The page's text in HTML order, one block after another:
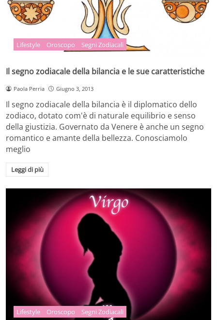
Lifestyle Oroscopo Segni Zodiacali
Il segno zodiacale della bilancia e le sue caratteristiche
Paola Perria Giugno 3, 2013
Il segno zodiacale della bilancia è il diplomatico dello
zodiaco, dotato com'è di naturale equilibrio e senso
della giustizia. Governato da Venere è anche un segno
romantico e amante della bellezza. Conosciamolo
meglio
Leggi di più
Lifestyle Oroscopo Segni Zodiacali